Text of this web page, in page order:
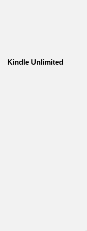
Kindle Unlimited